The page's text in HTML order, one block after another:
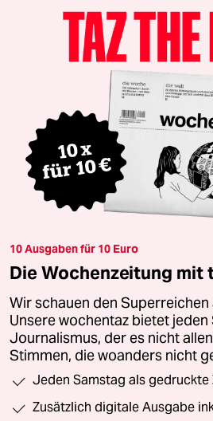
10 Ausgaben für 10 Euro
Die Wochenzeitung mit
Wir schauen den Superreichen
Unsere wochentaz bietet jeden
Journalismus, der es nicht
Stimmen, die woanders nicht
Jeden Samstag als gedruckte
Zusätzlich digitale Ausgabe